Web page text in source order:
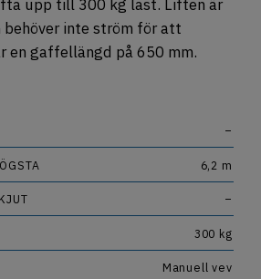
upp till 300 kg last. Liften är
behöver inte ström för att
en gaffellängd på 650 mm.
–
6,2 m
–
300 kg
Manuell vev